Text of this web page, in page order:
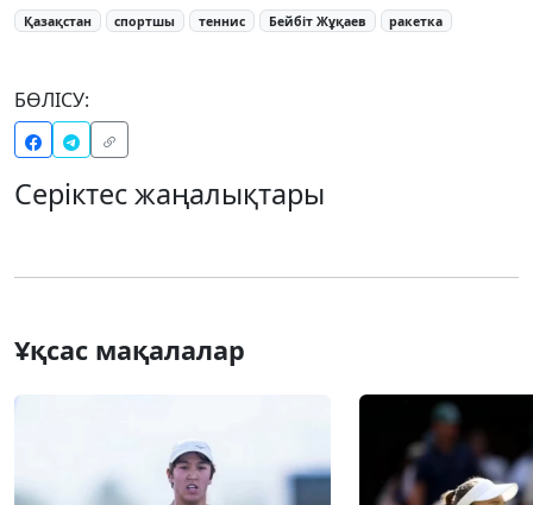
Қазақстан спортшы теннис Бейбіт Жұқаев ракетка
БӨЛІСУ:
Серіктес жаңалықтары
Ұқсас мақалалар